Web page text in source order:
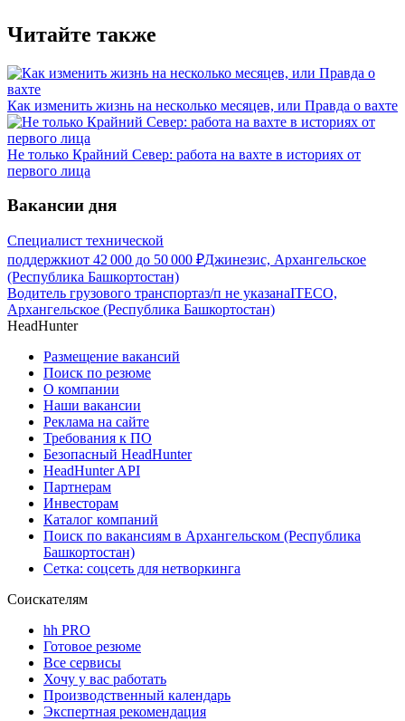
Читайте также
Как изменить жизнь на несколько месяцев, или Правда о вахте
Не только Крайний Север: работа на вахте в историях от
первого лица
Вакансии дня
Специалист технической
поддержкиот 42 000 до 50 000 ₽Джинезис, Архангельское
(Республика Башкортостан)
Водитель грузового транспортаз/п не указанаITECO,
Архангельское (Республика Башкортостан)
HeadHunter
Размещение вакансий
Поиск по резюме
О компании
Наши вакансии
Реклама на сайте
Требования к ПО
Безопасный HeadHunter
HeadHunter API
Партнерам
Инвесторам
Каталог компаний
Поиск по вакансиям в Архангельском (Республика
Башкортостан)
Сетка: соцсеть для нетворкинга
Соискателям
hh PRO
Готовое резюме
Все сервисы
Хочу у вас работать
Производственный календарь
Экспертная рекомендация